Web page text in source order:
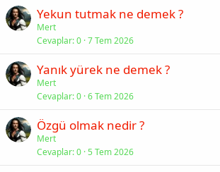
Yekun tutmak ne demek ?
Mert
Cevaplar 0 7 Tem 2026
Yanık yürek ne demek ?
Mert
Cevaplar 0 6 Tem 2026
Özgü olmak nedir ?
Mert
Cevaplar 0 5 Tem 2026